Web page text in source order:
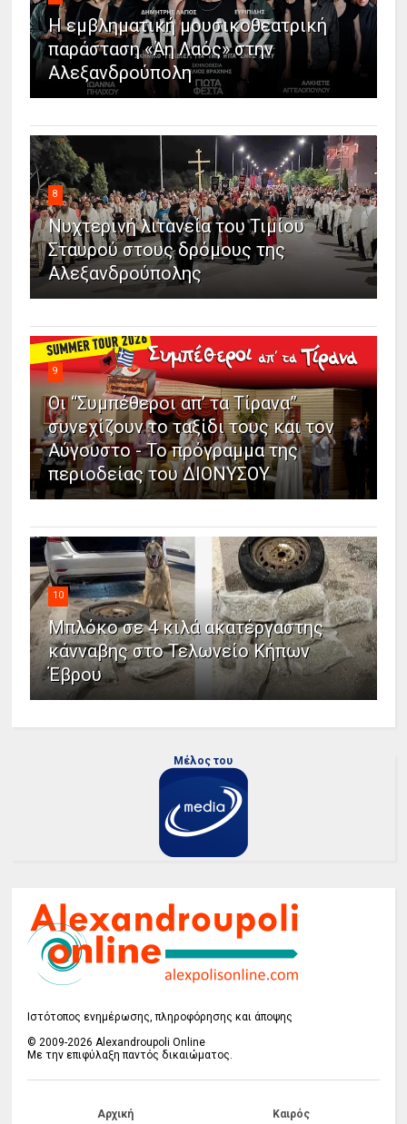
Η εμβληματική μουσικοθεατρική
παράσταση «Άη Λαός» στην
Αλεξανδρούπολη
8
Νυχτερινή λιτανεία του Τιμίου
Σταυρού στους δρόμους της
Αλεξανδρούπολης
9
Οι “Συμπέθεροι απ’ τα Τίρανα”
συνεχίζουν το ταξίδι τους και τον
Αύγουστο - Το πρόγραμμα της
περιοδείας του ΔΙΟΝΥΣΟΥ
10
Μπλόκο σε 4 κιλά ακατέργαστης
κάνναβης στο Τελωνείο Κήπων
Έβρου
Μέλος του
Ιστότοπος ενημέρωσης, πληροφόρησης και άποψης
© 2009-2026 Alexandroupoli Online
Με την επιφύλαξη παντός δικαιώματος.
Αρχική Καιρός